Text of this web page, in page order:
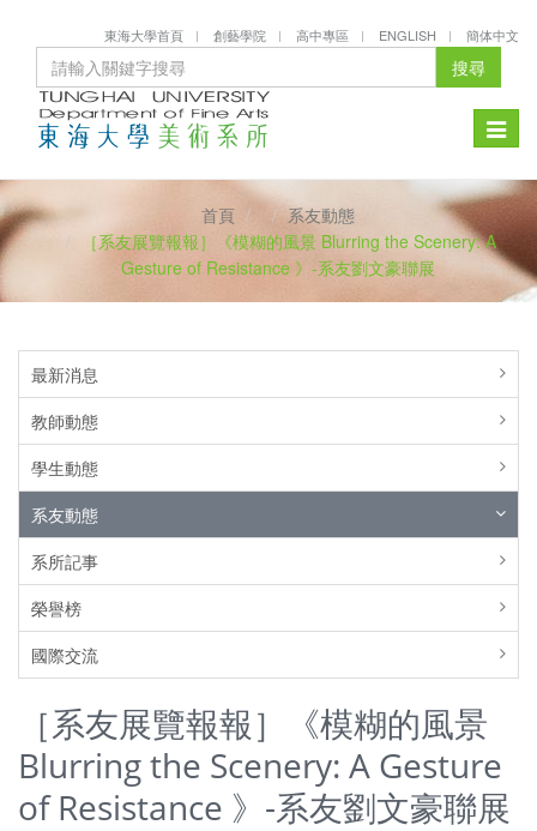
東海大學首頁 創藝學院 高中專區 ENGLISH 簡体中文
搜尋
Toggle
首頁
系友動態
［系友展覽報報］《模糊的風景 Blurring the Scenery: A
Gesture of Resistance 》-系友劉文豪聯展
最新消息
教師動態
學生動態
系友動態
系所記事
榮譽榜
國際交流
［系友展覽報報］《模糊的風景
Blurring the Scenery: A Gesture
of Resistance 》-系友劉文豪聯展